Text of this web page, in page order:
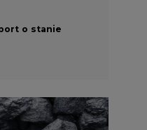
o stanie